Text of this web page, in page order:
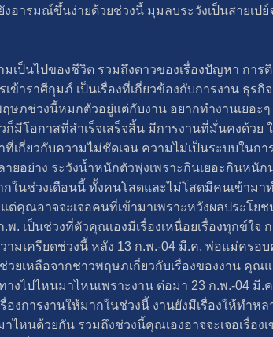
ารมณ์ขึ้นง่ายด้วยช่วงนี้ มุมลบระวังเป็นสายเปย์
มเป็นไปของชีวิต รวมถึงดาวของเรื่องปัญหา กา
ข้าราศีกุมภ์ เป็นเรื่องที่เกี่ยวข้องกับการงาน ธุรกิ
ษภช่วงนี้หมกตัวอยู่แต่กับงาน อยากทำงานเยอะๆ
มีโอกาสที่สำเร็จเสร็จสิ้น มีการงานที่มั่นคงด้วย
กี่ยวกับความไม่ชัดเจน ความไม่เป็นระบบในก
ยอย่าง ระวังน้ำหนักตัวพุ่งเพราะกินเยอะกินหนั
ในช่วงเดือนนี้ ทั้งคนโสดและไม่โสดมีคนเข้ามา
คุณอาจจะเจอคนที่เข้ามาเพราะหวังผลประโย
.พ. เป็นช่วงที่ตัวคุณเองมีเรื่องเหนื่อยเรื่องทุกข์ใ
มเครียดช่วงนี้ หลัง 13 ก.พ.-04 มี.ค. พ่อแม่ครอ
ยเหลือจากชาวพฤษภเกี่ยวกับเรื่องของงาน คุณ
งไปไหนมาไหนเพราะงาน ต่อมา 23 ก.พ.-04 มี.
องการงานให้มากในช่วงนี้ งานยังมีเรื่องให้ทำ
หนด้วยกัน รวมถึงช่วงนี้คุณเองอาจจะเจอเรื่อง